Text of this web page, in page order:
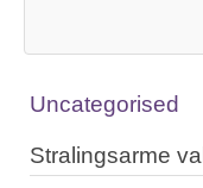
Uncategorised
Stralingsarme